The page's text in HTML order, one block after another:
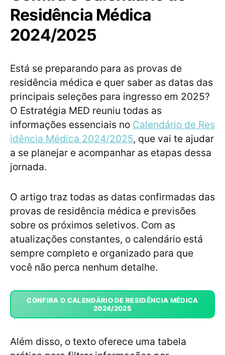
Residência Médica
2024/2025
Está se preparando para as provas de
residência médica e quer saber as datas das
principais seleções para ingresso em 2025?
O Estratégia MED reuniu todas as
informações essenciais no Calendário de Res
idência Médica 2024/2025, que vai te ajudar
a se planejar e acompanhar as etapas dessa
jornada.
O artigo traz todas as datas confirmadas das
provas de residência médica e previsões
sobre os próximos seletivos. Com as
atualizações constantes, o calendário está
sempre completo e organizado para que
você não perca nenhum detalhe.
CONFIRA O CALENDÁRIO DE RESIDÊNCIA MÉDICA
2024/2025
Além disso, o texto oferece uma tabela